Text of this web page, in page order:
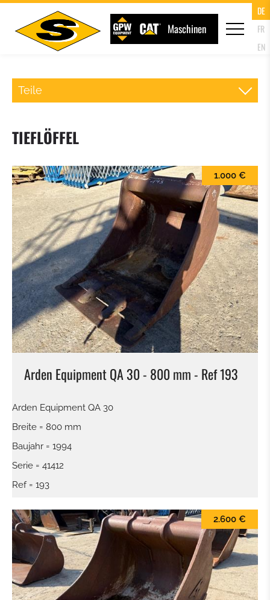
Maschinen
DE
FR
EN
Teile
LADESCHAUFEL
KLAPPSCHAUFEL (4IN1 SCHAUFEL)
HOCHKIPPSCHAUFEL
KEHRBÜRSTE
SCHNEESCHILD
BALLENZANGE
SIEBSCHAUFEL
TILTROTATOR
TIEFLÖFFEL
GRABENRÄUMLÖFFEL
HYDR. GRABENRÄUMLÖFFEL
TIEFLÖFFEL
Arden Equipment QA 30 - 800 mm - Ref 193
1.000 €
Arden Equipment QA 30
Breite = 800 mm
Baujahr = 1994
Serie = 41412
Ref = 193
2.600 €